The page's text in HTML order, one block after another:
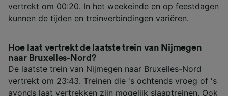
vertrekt om 00:20. In het weekeinde en op feestdagen
kunnen de tijden en treinverbindingen variëren.
Hoe laat vertrekt de laatste trein van Nijmegen
naar Bruxelles-Nord?
De laatste trein van Nijmegen naar Bruxelles-Nord
vertrekt om 23:43. Treinen die 's ochtends vroeg of 's
avonds laat vertrekken zijn mogelijk slaaptreinen. Ook